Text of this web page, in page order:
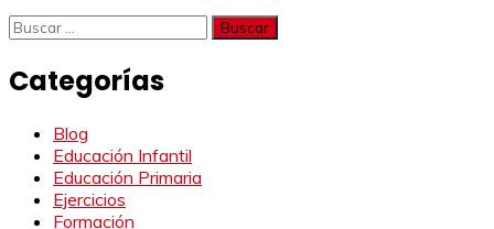
Buscar:
Categorías
Blog
Educación Infantil
Educación Primaria
Ejercicios
Formación